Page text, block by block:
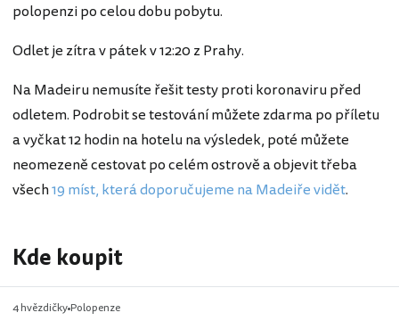
polopenzi po celou dobu pobytu.
Odlet je zítra v pátek v 12:20 z Prahy.
Na Madeiru nemusíte řešit testy proti koronaviru před
odletem. Podrobit se testování můžete zdarma po příletu
a vyčkat 12 hodin na hotelu na výsledek, poté můžete
neomezeně cestovat po celém ostrově a objevit třeba
všech19 míst, která doporučujeme na Madeiře vidět.
Kde koupit
4 hvězdičky Polopenze